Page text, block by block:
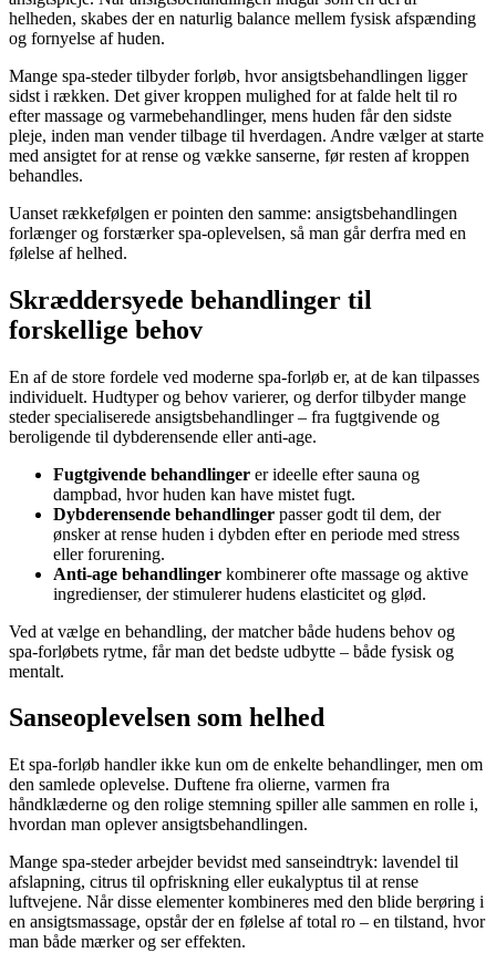
helheden, skabes der en naturlig balance mellem fysisk afspænding
og fornyelse af huden.
Mange spa-steder tilbyder forløb, hvor ansigtsbehandlingen ligger
sidst i rækken. Det giver kroppen mulighed for at falde helt til ro
efter massage og varmebehandlinger, mens huden får den sidste
pleje, inden man vender tilbage til hverdagen. Andre vælger at starte
med ansigtet for at rense og vække sanserne, før resten af kroppen
behandles.
Uanset rækkefølgen er pointen den samme: ansigtsbehandlingen
forlænger og forstærker spa-oplevelsen, så man går derfra med en
følelse af helhed.
Skræddersyede behandlinger til
forskellige behov
En af de store fordele ved moderne spa-forløb er, at de kan tilpasses
individuelt. Hudtyper og behov varierer, og derfor tilbyder mange
steder specialiserede ansigtsbehandlinger – fra fugtgivende og
beroligende til dybderensende eller anti-age.
Fugtgivende behandlinger er ideelle efter sauna og
dampbad, hvor huden kan have mistet fugt.
Dybderensende behandlinger passer godt til dem, der
ønsker at rense huden i dybden efter en periode med stress
eller forurening.
Anti-age behandlinger kombinerer ofte massage og aktive
ingredienser, der stimulerer hudens elasticitet og glød.
Ved at vælge en behandling, der matcher både hudens behov og
spa-forløbets rytme, får man det bedste udbytte – både fysisk og
mentalt.
Sanseoplevelsen som helhed
Et spa-forløb handler ikke kun om de enkelte behandlinger, men om
den samlede oplevelse. Duftene fra olierne, varmen fra
håndklæderne og den rolige stemning spiller alle sammen en rolle i,
hvordan man oplever ansigtsbehandlingen.
Mange spa-steder arbejder bevidst med sanseindtryk: lavendel til
afslapning, citrus til opfriskning eller eukalyptus til at rense
luftvejene. Når disse elementer kombineres med den blide berøring i
en ansigtsmassage, opstår der en følelse af total ro – en tilstand, hvor
man både mærker og ser effekten.